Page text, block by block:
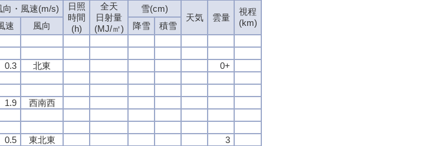
向・風速(m/s)
日照
時間
(h)
全天
日射量
(MJ/㎡)
雪(cm)
天気
雲量
視程
(km)
速 風向 降雪
積雪
0.3 北東
0+
1.9
西南西
0.5 東北東
3